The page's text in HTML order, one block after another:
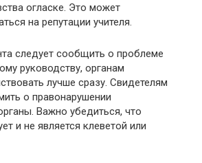
огласке. Это может
на репутации учителя.
следует сообщить о проблеме
руководству, органам
лучше сразу. Свидетелям
о правонарушении
Важно убедиться, что
и не является клеветой или